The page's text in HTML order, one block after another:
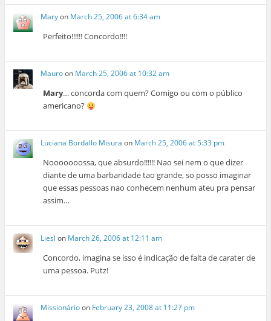
Maryon March 25, 2006 at 6:34 am
Perfeito!!!!!! Concordo!!!!
Mauroon March 25, 2006 at 10:32 am
Mary… concorda com quem? Comigo ou com o público
americano?
Luciana Bordallo Misura on March 25, 2006 at 5:33 pm
Nooooooossa, que absurdo!!!!!! Nao sei nem o que dizer
diante de uma barbaridade tao grande, so posso imaginar
que essas pessoas nao conhecem nenhum ateu pra pensar
assim…
Liesl on March 26, 2006 at 12:11 am
Concordo, imagina se isso é indicação de falta de carater de
uma pessoa. Putz!
Missionárioon February 23, 2008 at 11:27 pm